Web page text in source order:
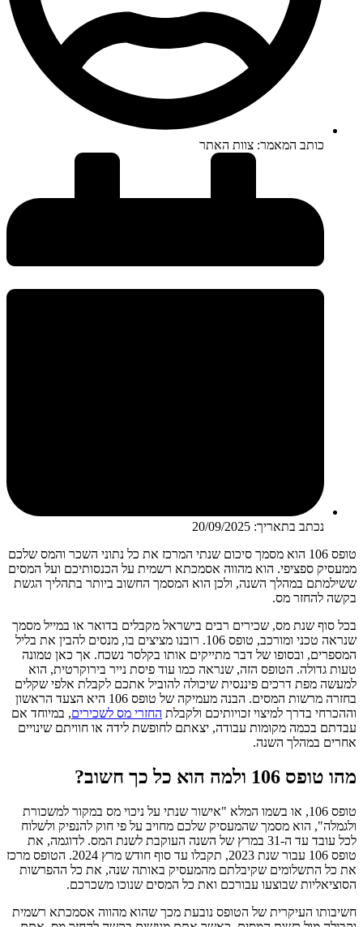
כותב המאמר: צוות האתר
נכתב בתאריך: 20/09/2025
טופס 106 הוא מסמך סיכום שנתי המרכז את כל נתוני השכר והמס שלכם
ממעסיק ספציפי. הוא מהווה אסמכתא רשמית על הכנסותיכם ועל המסים
ששילמתם במהלך השנה, ולכן הוא המסמך החשוב ביותר בתהליך הגשת
בקשה להחזר מס.
בכל סוף שנת מס, שכירים רבים בישראל מקבלים בדואר או במייל מסמך
שנראה טכני ומורכב, טופס 106. רובנו מציצים בו, מנסים להבין את בליל
המספרים, ובסופו של דבר מתייקים אותו בקלסר נשכח. אך כאן טמונה
טעות גדולה. הטופס הזה, שנראה כמו עוד פיסת נייר בירוקרטית, הוא
למעשה מפת דרכים פיננסית שיכולה להוביל אתכם לקבלת אלפי שקלים
בחזרה מרשות המסים. הבנה מעמיקה של טופס 106 היא הצעד הראשון
וההכרחי בדרך למיצוי זכויותיכם ולקבלת החזרי מס לשכירים, במיוחד אם
עבדתם בכמה מקומות עבודה, יצאתם לחופשת לידה או חוויתם שינויים
אחרים במהלך השנה.
מהו טופס 106 ולמה הוא כל כך חשוב?
טופס 106, או בשמו המלא "אישור שנתי על ניכוי מס במקור למשכורת
ולגמלה", הוא מסמך שהמעסיק שלכם מחויב על פי חוק להנפיק ולשלוח
לכל עובד עד ה-31 במרץ של השנה העוקבת לשנת המס. לדוגמה, את
טופס 106 עבור שנת 2023, תקבלו עד סוף חודש מרץ 2024. הטופס מרכז
את כל התשלומים שקיבלתם מהמעסיק באותה שנה, את כל ההפרשות
הסוציאליות שבוצעו עבורכם ואת כל המסים שנוכו משכרכם.
חשיבותו העיקרית של הטופס נובעת מכך שהוא מהווה אסמכתא רשמית